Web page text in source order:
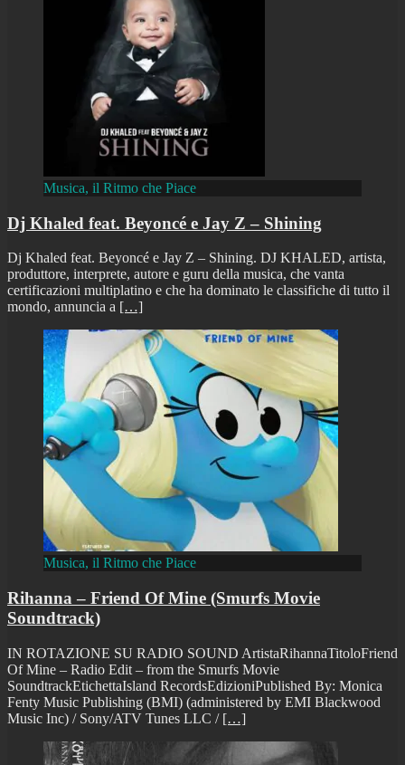
Musica, il Ritmo che Piace
Dj Khaled feat. Beyoncé e Jay Z – Shining
Dj Khaled feat. Beyoncé e Jay Z – Shining. DJ KHALED, artista,
produttore, interprete, autore e guru della musica, che vanta
certificazioni multiplatino e che ha dominato le classifiche di tutto il
mondo, annuncia a […]
Musica, il Ritmo che Piace
Rihanna – Friend Of Mine (Smurfs Movie
Soundtrack)
IN ROTAZIONE SU RADIO SOUND ArtistaRihannaTitoloFriend
Of Mine – Radio Edit – from the Smurfs Movie
SoundtrackEtichettaIsland RecordsEdizioniPublished By: Monica
Fenty Music Publishing (BMI) (administered by EMI Blackwood
Music Inc) / Sony/ATV Tunes LLC / […]